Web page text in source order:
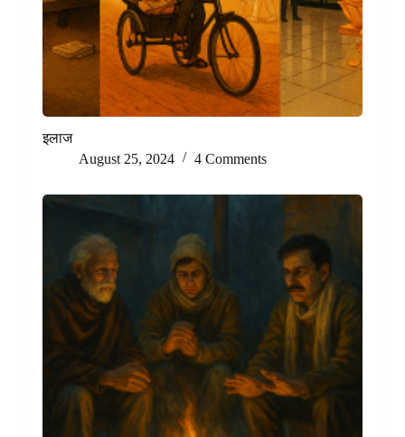
इलाज
August 25, 2024
4 Comments